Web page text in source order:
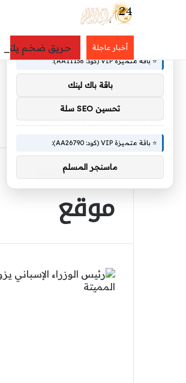
أخبار عاجلة حريق ضخم يلتهم 4 آلاف هكتار في جنوب غرب إسبانيا
الرئيسية/
موقع
⭐ باقة متميزة VIP (كود: AA11138):
باقة باك لينك
تحسين SEO سلة
⭐ باقة متميزة VIP (كود: AA26790):
ماسنجر المسلم